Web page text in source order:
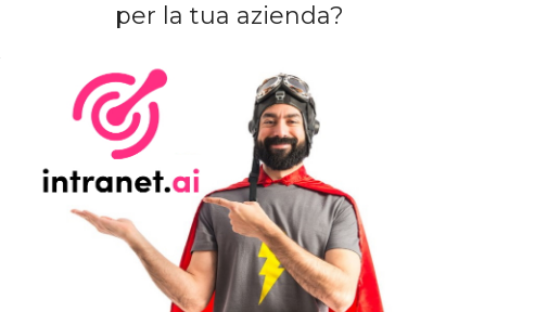
per la tua azienda?